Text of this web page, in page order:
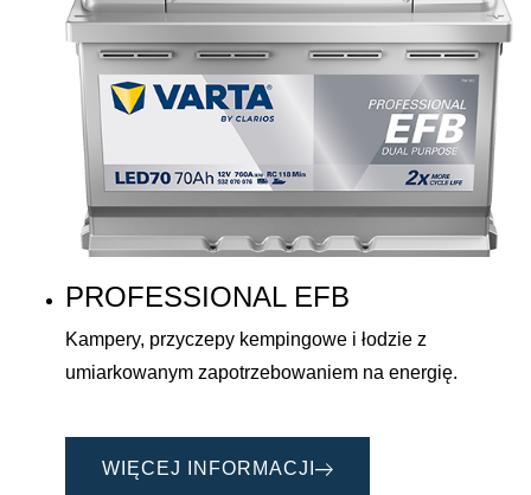
PROFESSIONAL EFB
Kampery, przyczepy kempingowe i łodzie z
umiarkowanym zapotrzebowaniem na energię.
WIĘCEJ INFORMACJI